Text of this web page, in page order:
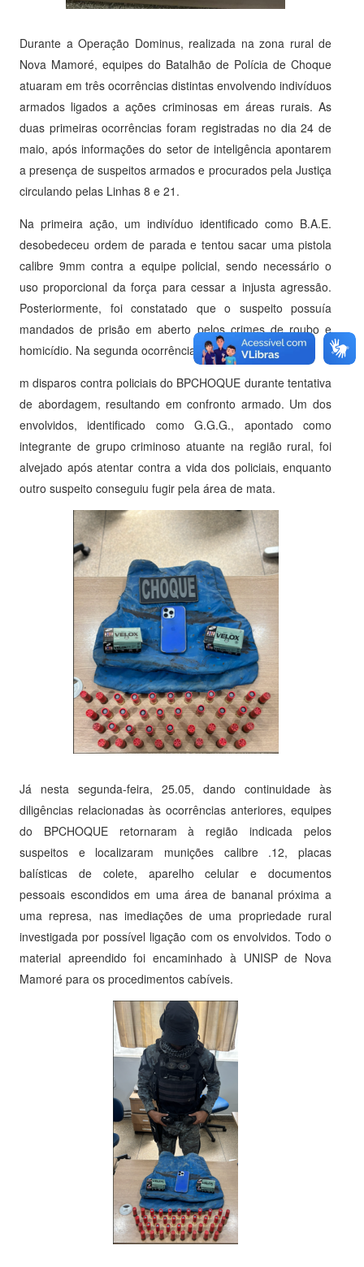
Durante a Operação Dominus, realizada na zona rural de
Nova Mamoré, equipes do Batalhão de Polícia de Choque
atuaram em três ocorrências distintas envolvendo indivíduos
armados ligados a ações criminosas em áreas rurais. As
duas primeiras ocorrências foram registradas no dia 24 de
maio, após informações do setor de inteligência apontarem
a presença de suspeitos armados e procurados pela Justiça
circulando pelas Linhas 8 e 21.
Na primeira ação, um indivíduo identificado como B.A.E.
desobedeceu ordem de parada e tentou sacar uma pistola
calibre 9mm contra a equipe policial, sendo necessário o
uso proporcional da força para cessar a injusta agressão.
Posteriormente, foi constatado que o suspeito possuía
mandados de prisão em aberto pelos crimes de roubo e
homicídio. Na segunda ocorrência, criminosos efetuara
m disparos contra policiais do BPCHOQUE durante tentativa
de abordagem, resultando em confronto armado. Um dos
envolvidos, identificado como G.G.G., apontado como
integrante de grupo criminoso atuante na região rural, foi
alvejado após atentar contra a vida dos policiais, enquanto
outro suspeito conseguiu fugir pela área de mata.
Já nesta segunda-feira, 25.05, dando continuidade às
diligências relacionadas às ocorrências anteriores, equipes
do BPCHOQUE retornaram à região indicada pelos
suspeitos e localizaram munições calibre .12, placas
balísticas de colete, aparelho celular e documentos
pessoais escondidos em uma área de bananal próxima a
uma represa, nas imediações de uma propriedade rural
investigada por possível ligação com os envolvidos. Todo o
material apreendido foi encaminhado à UNISP de Nova
Mamoré para os procedimentos cabíveis.